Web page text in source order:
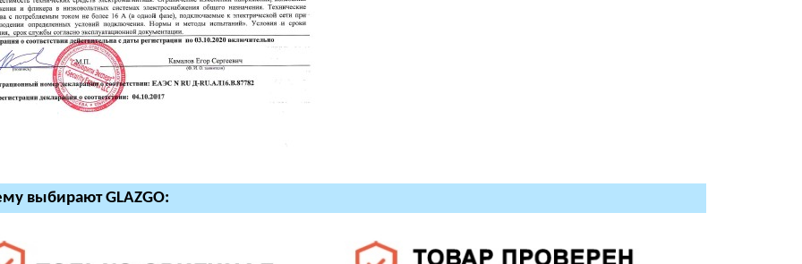
выбирают GLAZGO: